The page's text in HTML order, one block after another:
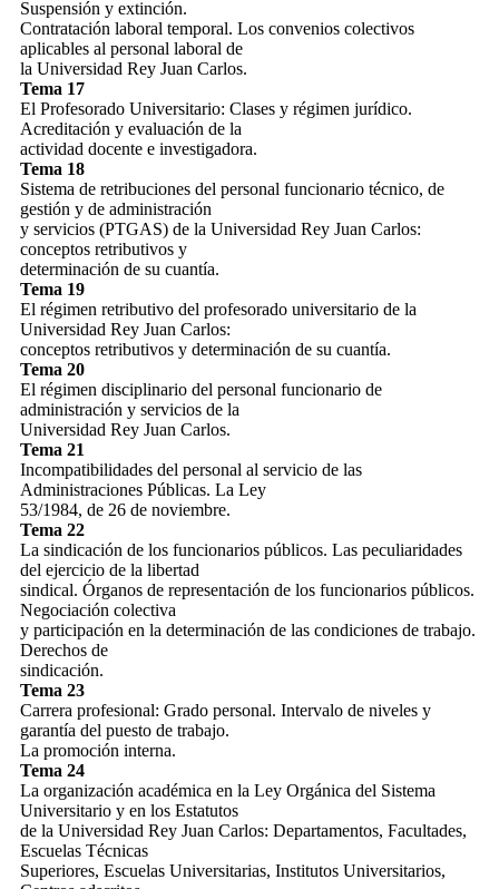
Suspensión y extinción.
Contratación laboral temporal. Los convenios colectivos
aplicables al personal laboral de
la Universidad Rey Juan Carlos.
Tema 17
El Profesorado Universitario: Clases y régimen jurídico.
Acreditación y evaluación de la
actividad docente e investigadora.
Tema 18
Sistema de retribuciones del personal funcionario técnico, de
gestión y de administración
y servicios (PTGAS) de la Universidad Rey Juan Carlos:
conceptos retributivos y
determinación de su cuantía.
Tema 19
El régimen retributivo del profesorado universitario de la
Universidad Rey Juan Carlos:
conceptos retributivos y determinación de su cuantía.
Tema 20
El régimen disciplinario del personal funcionario de
administración y servicios de la
Universidad Rey Juan Carlos.
Tema 21
Incompatibilidades del personal al servicio de las
Administraciones Públicas. La Ley
53/1984, de 26 de noviembre.
Tema 22
La sindicación de los funcionarios públicos. Las peculiaridades
del ejercicio de la libertad
sindical. Órganos de representación de los funcionarios públicos.
Negociación colectiva
y participación en la determinación de las condiciones de trabajo.
Derechos de
sindicación.
Tema 23
Carrera profesional: Grado personal. Intervalo de niveles y
garantía del puesto de trabajo.
La promoción interna.
Tema 24
La organización académica en la Ley Orgánica del Sistema
Universitario y en los Estatutos
de la Universidad Rey Juan Carlos: Departamentos, Facultades,
Escuelas Técnicas
Superiores, Escuelas Universitarias, Institutos Universitarios,